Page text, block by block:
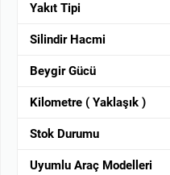
Yakıt Tipi
Silindir Hacmi
Beygir Gücü
Kilometre ( Yaklaşık )
Stok Durumu
Uyumlu Araç Modelleri